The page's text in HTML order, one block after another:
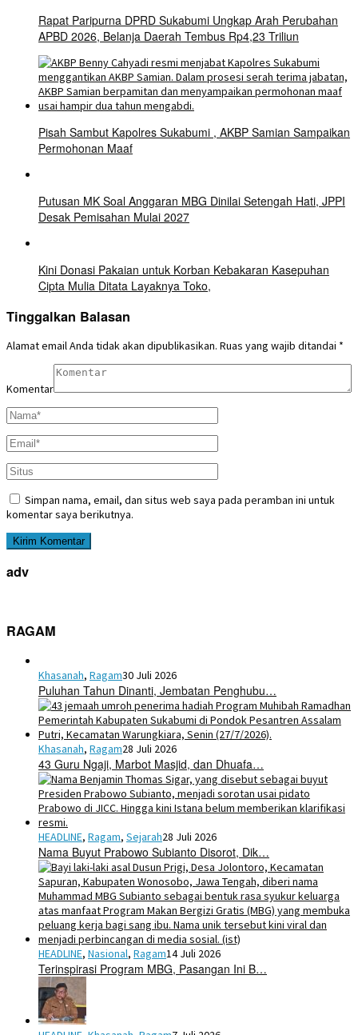
Rapat Paripurna DPRD Sukabumi Ungkap Arah Perubahan
APBD 2026, Belanja Daerah Tembus Rp4,23 Triliun
Pisah Sambut Kapolres Sukabumi , AKBP Samian Sampaikan
Permohonan Maaf
Putusan MK Soal Anggaran MBG Dinilai Setengah Hati, JPPI
Desak Pemisahan Mulai 2027
Kini Donasi Pakaian untuk Korban Kebakaran Kasepuhan
Cipta Mulia Ditata Layaknya Toko,
Tinggalkan Balasan
Alamat email Anda tidak akan dipublikasikan. Ruas yang wajib ditandai *
Komentar
Simpan nama, email, dan situs web saya pada peramban ini untuk
komentar saya berikutnya.
adv
RAGAM
Khasanah, Ragam30 Juli 2026
Puluhan Tahun Dinanti, Jembatan Penghubu…
Khasanah, Ragam28 Juli 2026
43 Guru Ngaji, Marbot Masjid, dan Dhuafa…
HEADLINE, Ragam, Sejarah28 Juli 2026
Nama Buyut Prabowo Subianto Disorot, Dik…
HEADLINE, Nasional, Ragam14 Juli 2026
Terinspirasi Program MBG, Pasangan Ini B…